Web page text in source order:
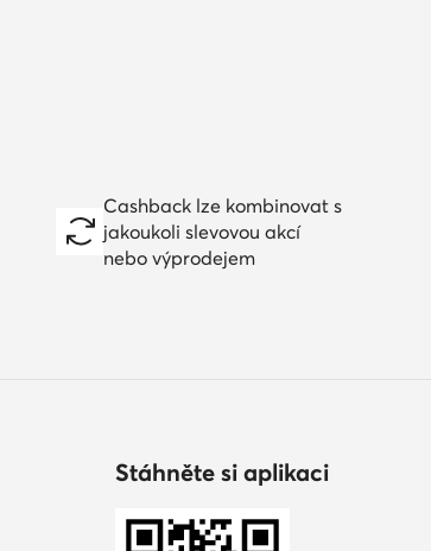
Cashback lze kombinovat s
jakoukoli slevovou akcí
nebo výprodejem
Stáhněte si aplikaci